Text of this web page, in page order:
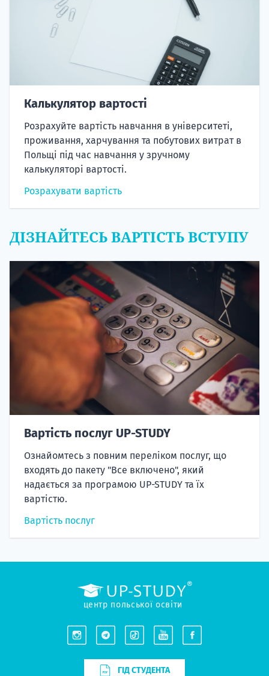
Калькулятор вартості
Розрахуйте вартість навчання в університеті,
проживання, харчування та побутових витрат в
Польщі під час навчання у зручному
калькуляторі вартості.
Розрахувати вартість
ДІЗНАЙТЕСЬ ВАРТІСТЬ ВСТУПУ
Вартість послуг UP-STUDY
Ознайомтесь з повним переліком послуг, що
входять до пакету "Все включено", який
надається за програмою UP-STUDY та їх
вартістю.
Вартість послуг
центр польської освіти
ГІД СТУДЕНТА